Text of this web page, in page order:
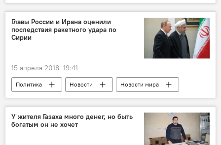
Новости
Экономика
Колумнисты
Абшеронский полуостров
Жильцы
проблемы
Главы России и Ирана оценили
последствия ракетного удара по
Сирии
15 апреля 2018, 19:41
Политика Новости
Новости мира
Россия
Россия
Иран
Сирия
Ракетная атака
Удар западной коалиции по Сирии
У жителя Газаха много денег, но быть
богатым он не хочет